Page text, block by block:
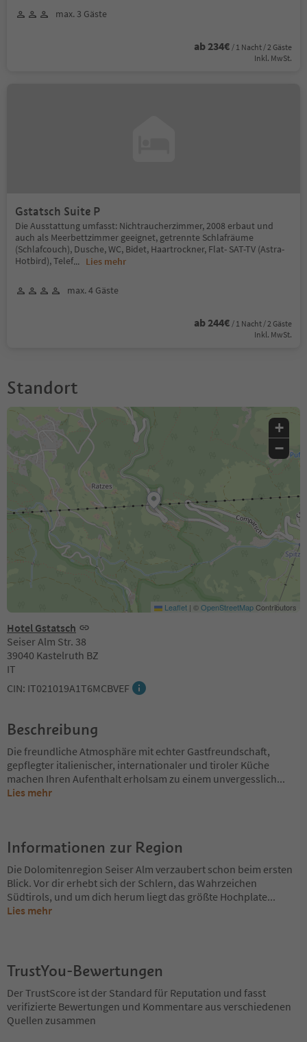
max. 3 Gäste
ab 234€ / 1 Nacht / 2 Gäste
Inkl. MwSt.
Gstatsch Suite P
Die Ausstattung umfasst: Nichtraucherzimmer, 2008 erbaut und
auch als Meerbettzimmer geeignet, getrennte Schlafräume
(Schlafcouch), Dusche, WC, Bidet, Haartrockner, Flat- SAT-TV (Astra-
Hotbird), Telef... Lies mehr
max. 4 Gäste
ab 244€ / 1 Nacht / 2 Gäste
Inkl. MwSt.
Standort
Hotel Gstatsch
Seiser Alm Str. 38
39040 Kastelruth BZ
IT
CIN: IT021019A1T6MCBVEF
+
−
Leaflet | ©OpenStreetMapContributors
Beschreibung
Die freundliche Atmosphäre mit echter Gastfreundschaft,
gepflegter italienischer, internationaler und tiroler Küche
machen Ihren Aufenthalt erholsam zu einem unvergesslich...
Lies mehr
Informationen zur Region
Die Dolomitenregion Seiser Alm verzaubert schon beim ersten
Blick. Vor dir erhebt sich der Schlern, das Wahrzeichen
Südtirols, und um dich herum liegt das größte Hochplate...
Lies mehr
TrustYou-Bewertungen
Der TrustScore ist der Standard für Reputation und fasst
verifizierte Bewertungen und Kommentare aus verschiedenen
Quellen zusammen